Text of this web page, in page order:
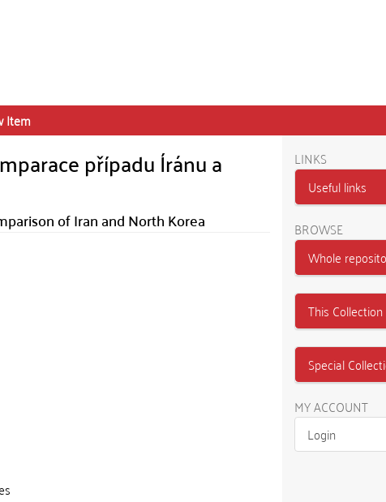
Item
případu Íránu a
of Iran and North Korea
LINKS
Useful links
BROWSE
Whole
This Collection
Special
MY ACCOUNT
Login